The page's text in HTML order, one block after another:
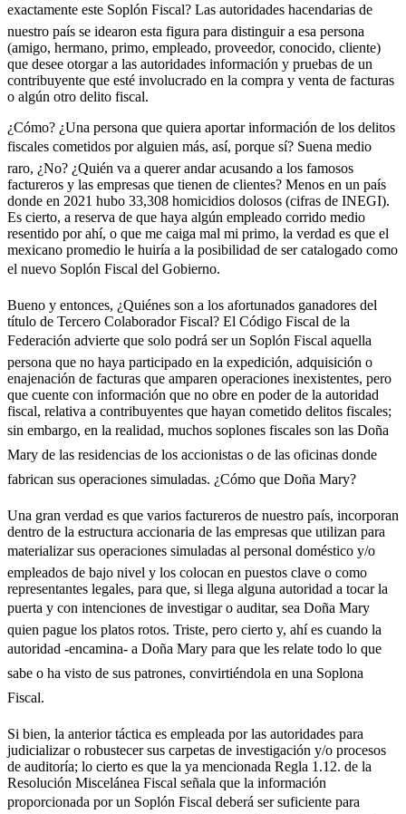
Whatsapp
Linkedin
Telegram
exactamente este Soplón Fiscal? Las autoridades hacendarias de
nuestro país se idearon esta figura para distinguir a esa persona
(amigo, hermano, primo, empleado, proveedor, conocido, cliente)
que desee otorgar a las autoridades información y pruebas de un
contribuyente que esté involucrado en la compra y venta de facturas
o algún otro delito fiscal.
¿Cómo? ¿Una persona que quiera aportar información de los delitos
fiscales cometidos por alguien más, así, porque sí? Suena medio
raro, ¿No? ¿Quién va a querer andar acusando a los famosos
factureros y las empresas que tienen de clientes? Menos en un país
donde en 2021 hubo 33,308 homicidios dolosos (cifras de INEGI).
Es cierto, a reserva de que haya algún empleado corrido medio
resentido por ahí, o que me caiga mal mi primo, la verdad es que el
mexicano promedio le huiría a la posibilidad de ser catalogado como
el nuevo Soplón Fiscal del Gobierno.
Bueno y entonces, ¿Quiénes son a los afortunados ganadores del
título de Tercero Colaborador Fiscal? El Código Fiscal de la
Federación advierte que solo podrá ser un Soplón Fiscal aquella
persona que no haya participado en la expedición, adquisición o
enajenación de facturas que amparen operaciones inexistentes, pero
que cuente con información que no obre en poder de la autoridad
fiscal, relativa a contribuyentes que hayan cometido delitos fiscales;
sin embargo, en la realidad, muchos soplones fiscales son las Doña
Mary de las residencias de los accionistas o de las oficinas donde
fabrican sus operaciones simuladas. ¿Cómo que Doña Mary?
Una gran verdad es que varios factureros de nuestro país, incorporan
dentro de la estructura accionaria de las empresas que utilizan para
materializar sus operaciones simuladas al personal doméstico y/o
empleados de bajo nivel y los colocan en puestos clave o como
representantes legales, para que, si llega alguna autoridad a tocar la
puerta y con intenciones de investigar o auditar, sea Doña Mary
quien pague los platos rotos. Triste, pero cierto y, ahí es cuando la
autoridad -encamina- a Doña Mary para que les relate todo lo que
sabe o ha visto de sus patrones, convirtiéndola en una Soplona
Fiscal.
Si bien, la anterior táctica es empleada por las autoridades para
judicializar o robustecer sus carpetas de investigación y/o procesos
de auditoría; lo cierto es que la ya mencionada Regla 1.12. de la
Resolución Miscelánea Fiscal señala que la información
proporcionada por un Soplón Fiscal deberá ser suficiente para